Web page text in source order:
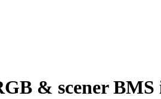
& scener